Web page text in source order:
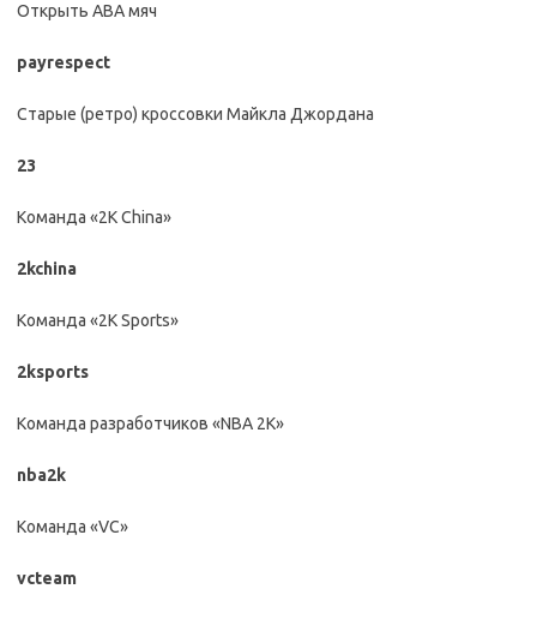
Открыть ABA мяч
payrespect
Старые (ретро) кроссовки Майкла Джордана
23
Команда «2K China»
2kchina
Команда «2K Sports»
2ksports
Команда разработчиков «NBA 2K»
nba2k
Команда «VС»
vcteam